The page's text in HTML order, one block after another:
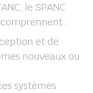
le SPANC
:
et de
nouveaux ou
systèmes